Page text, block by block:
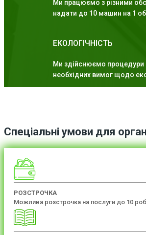
Ми працюємо з різними
надати до 10 машин на 1
ЕКОЛОГІЧНІСТЬ
Ми здійснюємо процедури
необхідних вимог щодо
Спеціальні умови для
РОЗСТРОЧКА
Можлива розстрочка на послуги до 10